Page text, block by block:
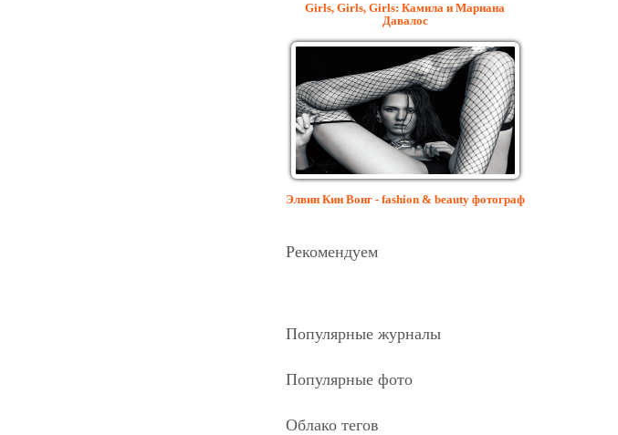
Girls, Girls, Girls: Камила и Мариана
Давалос
Элвин Кин Вонг - fashion & beauty фотограф
Рекомендуем
Популярные журналы
Популярные фото
Облако тегов